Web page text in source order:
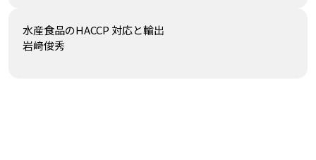
水産食品のHACCP 対応と輸出
岩﨑俊秀